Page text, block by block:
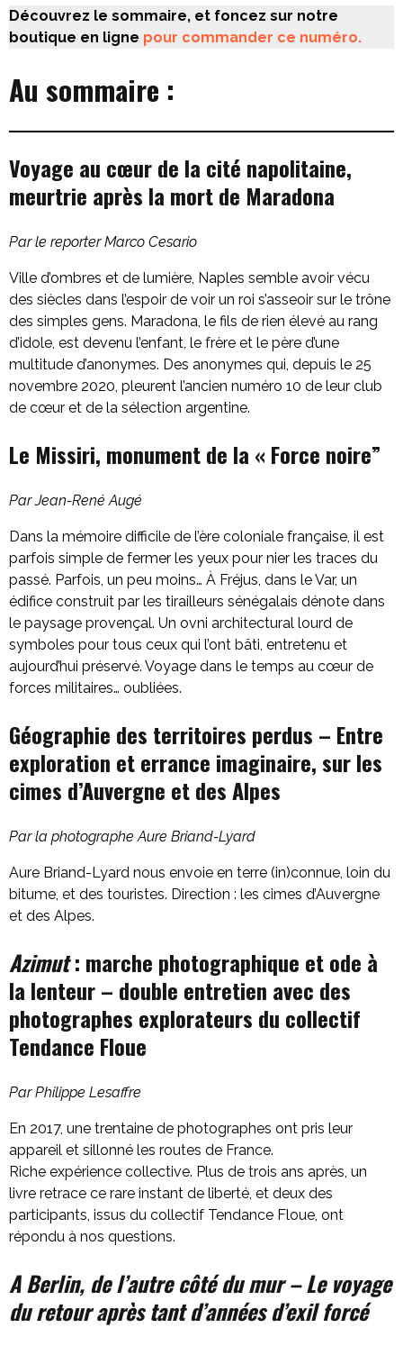
Découvrez le sommaire, et foncez sur notre
boutique en ligne pour commander ce numéro.
Au sommaire :
Voyage au cœur de la cité napolitaine,
meurtrie après la mort de Maradona
Par le reporter Marco Cesario
Ville d’ombres et de lumière, Naples semble avoir vécu
des siècles dans l’espoir de voir un roi s’asseoir sur le trône
des simples gens. Maradona, le fils de rien élevé au rang
d’idole, est devenu l’enfant, le frère et le père d’une
multitude d’anonymes. Des anonymes qui, depuis le 25
novembre 2020, pleurent l’ancien numéro 10 de leur club
de cœur et de la sélection argentine.
Le Missiri, monument de la « Force noire”
Par Jean-René Augé
Dans la mémoire difficile de l’ère coloniale française, il est
parfois simple de fermer les yeux pour nier les traces du
passé. Parfois, un peu moins… À Fréjus, dans le Var, un
édifice construit par les tirailleurs sénégalais dénote dans
le paysage provençal. Un ovni architectural lourd de
symboles pour tous ceux qui l’ont bâti, entretenu et
aujourd’hui préservé. Voyage dans le temps au cœur de
forces militaires… oubliées.
Géographie des territoires perdus – Entre
exploration et errance imaginaire, sur les
cimes d’Auvergne et des Alpes
Par la photographe Aure Briand-Lyard
Aure Briand-Lyard nous envoie en terre (in)connue, loin du
bitume, et des touristes. Direction : les cimes d’Auvergne
et des Alpes.
Azimut: marche photographique et ode à
la lenteur – double entretien avec des
photographes explorateurs du collectif
Tendance Floue
Par Philippe Lesaffre
En 2017, une trentaine de photographes ont pris leur
appareil et sillonné les routes de France.
Riche expérience collective. Plus de trois ans après, un
livre retrace ce rare instant de liberté, et deux des
participants, issus du collectif Tendance Floue, ont
répondu à nos questions.
A Berlin, de l’autre côté du mur – Le voyage
du retour après tant d’années d’exil forcé